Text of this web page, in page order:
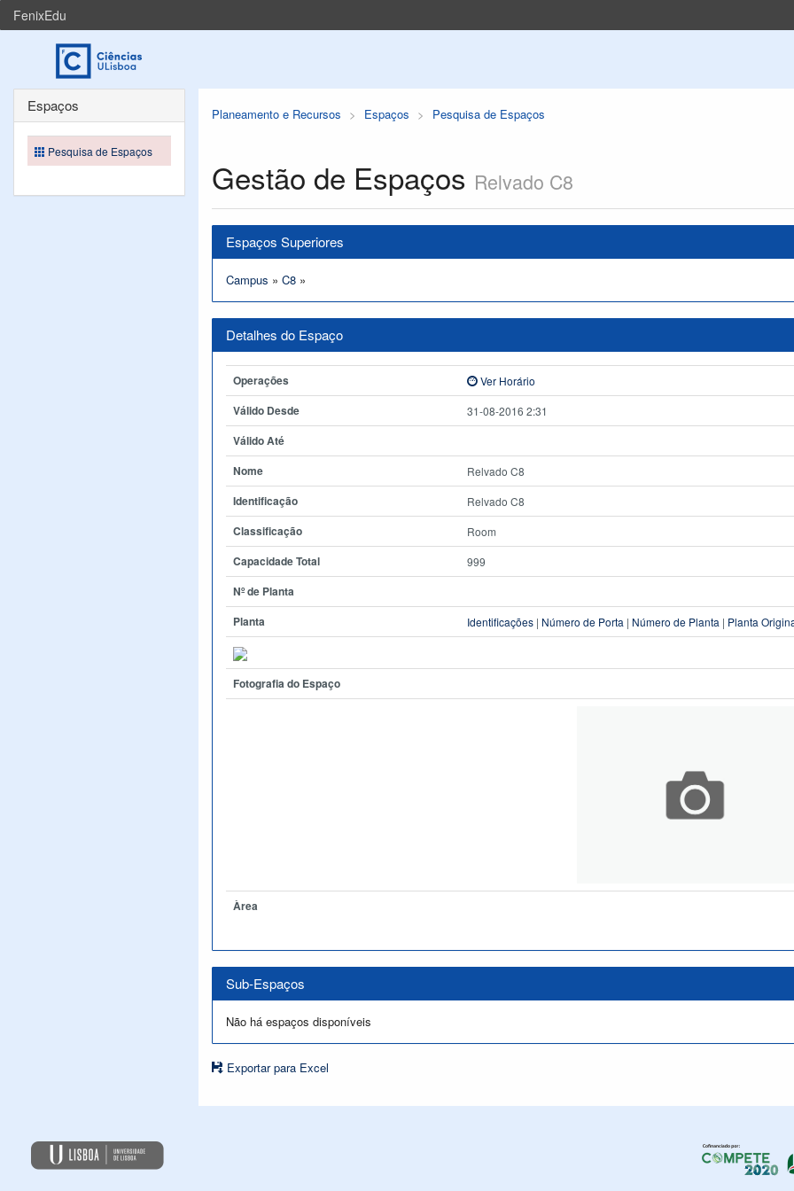
FenixEdu
Planeamento e Recursos Espaços Pesquisa de Espaços
Gestão de Espaços Relvado C8
Espaços Superiores
Campus » C8 »
Detalhes do Espaço
Operações Ver Horário
Válido Desde 31-08-2016 2:31
Válido Até
Nome
Relvado C8
Identificação Relvado C8
Classificação Room
Capacidade Total 999
Nº de Planta
Planta
Identificações | Número de Porta | Número de Planta | Planta
Fotografia do Espaço
Àrea
Sub-Espaços
Não há espaços disponíveis
Exportar para Excel
Espaços
Pesquisa de Espaços